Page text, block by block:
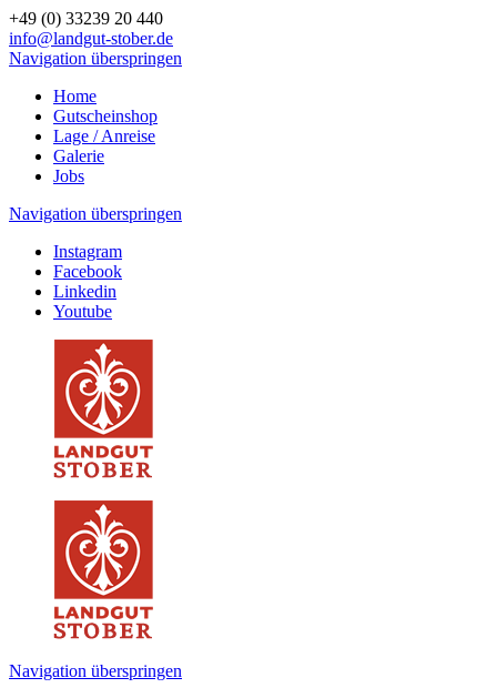
+49 (0) 33239 20 440
info@landgut-stober.de
Navigation überspringen
Home
Gutscheinshop
Lage / Anreise
Galerie
Jobs
Navigation überspringen
Instagram
Facebook
Linkedin
Youtube
Navigation überspringen